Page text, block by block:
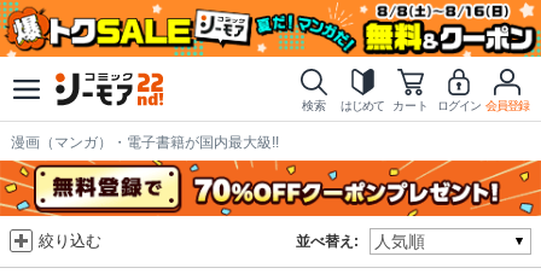
検索 はじめて カート ログイン 会員登録
漫画（マンガ）・電子書籍が国内最大級!!
並べ替え:
絞り込む